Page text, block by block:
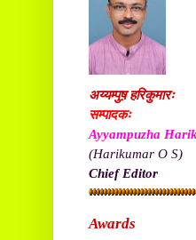
अय्यम्पुष़ हरिकुमारः
सम्पादकः
Ayyampuzha
(Harikumar O S)
Chief Editor
Awards